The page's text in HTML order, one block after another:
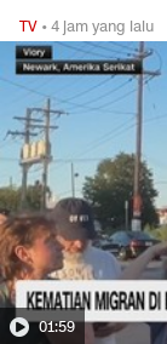
TV •4 jam yang lalu
01:59